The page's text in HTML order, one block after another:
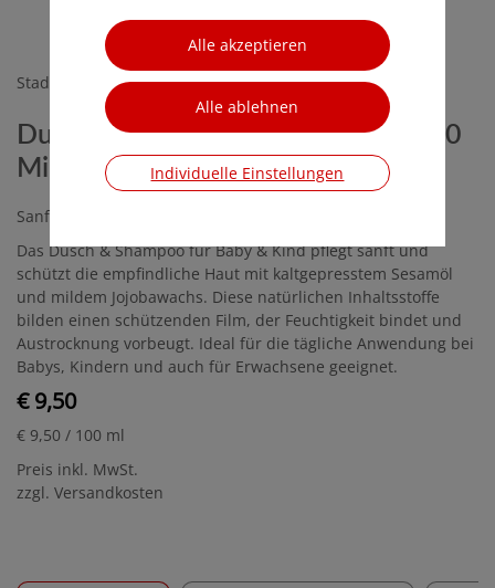
Stadelmann
Dusch & Shampoo Baby & Kind, 100
Milliliter
Sanfte Pflege für zarte Babyhaut
Das Dusch & Shampoo für Baby & Kind pflegt sanft und
schützt die empfindliche Haut mit kaltgepresstem Sesamöl
und mildem Jojobawachs. Diese natürlichen Inhaltsstoffe
bilden einen schützenden Film, der Feuchtigkeit bindet und
Austrocknung vorbeugt. Ideal für die tägliche Anwendung bei
Babys, Kindern und auch für Erwachsene geeignet.
€ 9,50
€ 9,50 / 100 ml
Preis inkl. MwSt.
zzgl. Versandkosten
Individuelle Einstellungen